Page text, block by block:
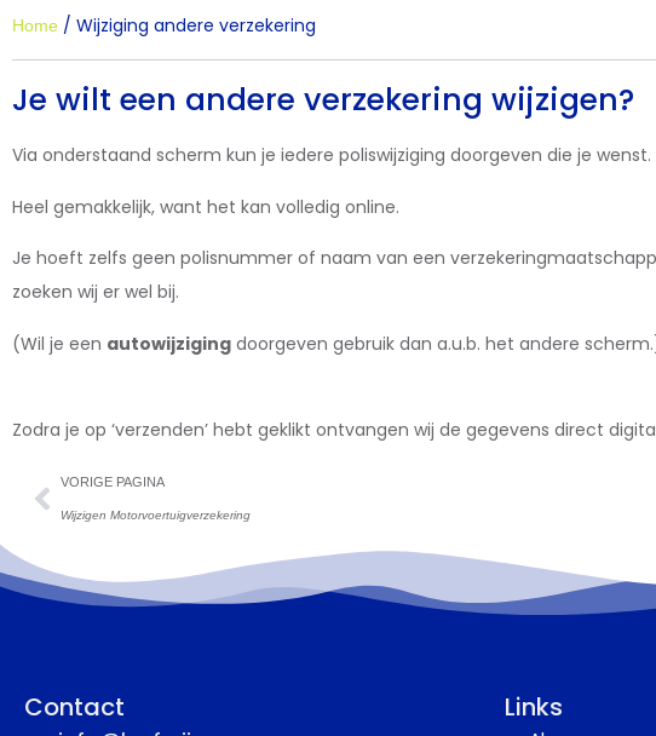
Home / Wijziging andere verzekering
Je wilt een andere verzekering wijzigen?
Via onderstaand scherm kun je iedere poliswijziging doorgeven die je wenst.
Heel gemakkelijk, want het kan volledig online.
Je hoeft zelfs geen polisnummer of naam van een
zoeken wij er wel bij.
(Wil je een autowijziging doorgeven gebruik dan a.u.b. het andere
Zodra je op ‘verzenden’ hebt geklikt ontvangen wij de gegevens direct
VORIGE PAGINA
Wijzigen Motorvoertuigverzekering
Contact Links